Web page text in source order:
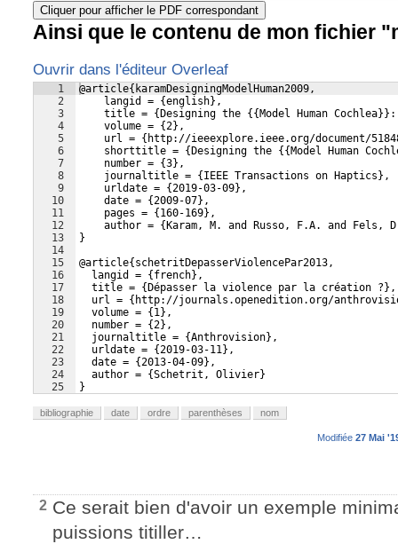
Cliquer pour afficher le PDF correspondant
Ainsi que le contenu de mon fichier
Ouvrir dans l'éditeur Overleaf
1
2
3
4
5
6
7
8
9
10
11
12
13
14
15
16
17
18
19
20
21
22
23
24
25
@article{karamDesigningModelHuman2009,
    langid = {english},
title = {Designing the {{Model Human
    volume = {2},
url = {http://ieeexplore.ieee.org/document/
shorttitle = {Designing the {{Model Human
    number = {3},
    journaltitle = {IEEE Transactions on Haptics},
    urldate = {2019-03-09},
    date = {2009-07},
    pages = {160-169},
author = {Karam, M. and Russo, F.A. and Fels,
}
@article{schetritDepasserViolencePar2013,
  langid = {french},
  title = {Dépasser la violence par la création ?},
url = {http://journals.openedition.org/
  volume = {1},
  number = {2},
  journaltitle = {Anthrovision},
  urldate = {2019-03-11},
  date = {2013-04-09},
  author = {Schetrit, Olivier}
}
bibliographie date ordre parenthèses nom
Modifiée 27 Mai
2 Ce serait bien d'avoir un exemple
puissions titiller…